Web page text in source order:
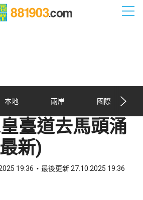
本地 兩岸 國際
臺道去馬頭涌
新)
19:36 最後更新 27.10.2025 19:36